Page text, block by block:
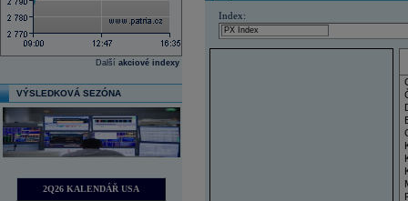
Další akciové indexy
VÝSLEDKOVÁ SEZÓNA
2Q26 KALENDÁŘ USA
Index: